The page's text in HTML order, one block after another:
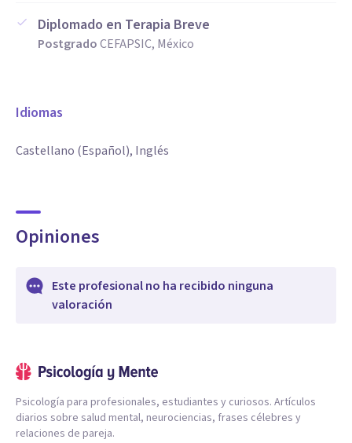
Diplomado en Terapia Breve
PostgradoCEFAPSIC, México
Idiomas
Castellano (Español), Inglés
Opiniones
Este profesional no ha recibido ninguna
valoración
Psicología para profesionales, estudiantes y curiosos. Artículos
diarios sobre salud mental, neurociencias, frases célebres y
relaciones de pareja.